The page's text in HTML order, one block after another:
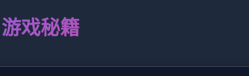
游戏秘籍